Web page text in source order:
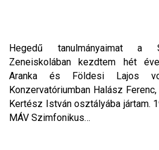
Hegedű tanulmányaimat
Zeneiskolában kezdtem hét
Aranka és Földesi Lajos
Konzervatóriumban Halász
Kertész István osztályába jártam.
MÁV Szimfonikus…